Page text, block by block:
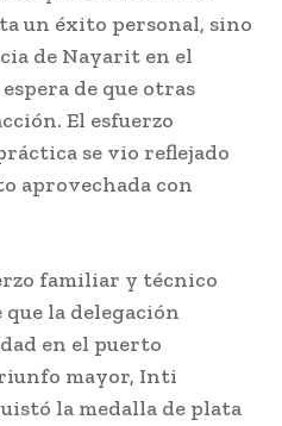
un éxito personal, sino
de Nayarit en el
de que otras
El esfuerzo
se vio reflejado
aprovechada con
familiar y técnico
la delegación
en el puerto
mayor, Inti
la medalla de plata